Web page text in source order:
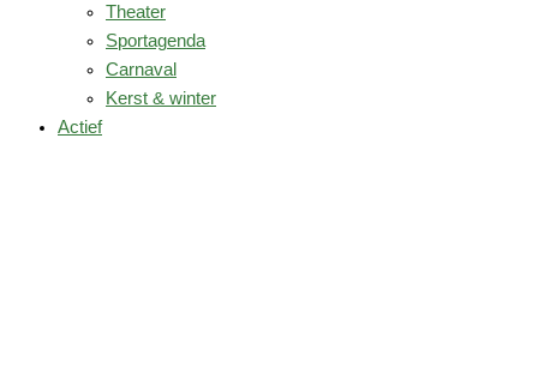
Theater
Sportagenda
Carnaval
Kerst & winter
Actief